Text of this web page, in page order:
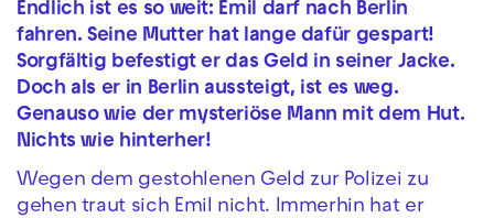
Endlich ist es so weit: Emil darf nach Berlin
fahren. Seine Mutter hat lange dafür gespart!
Sorgfältig befestigt er das Geld in seiner Jacke.
Doch als er in Berlin aussteigt, ist es weg.
Genauso wie der mysteriöse Mann mit dem Hut.
Nichts wie hinterher!
Wegen dem gestohlenen Geld zur Polizei zu
gehen traut sich Emil nicht. Immerhin hat er